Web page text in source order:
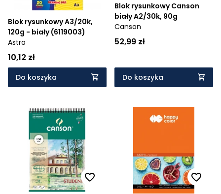
Blok rysunkowy A3/20k,
120g - biały (6119003)
Astra
10,12 zł
Do koszyka
Blok rysunkowy Canson
biały A2/30k, 90g
Canson
52,99 zł
Do koszyka